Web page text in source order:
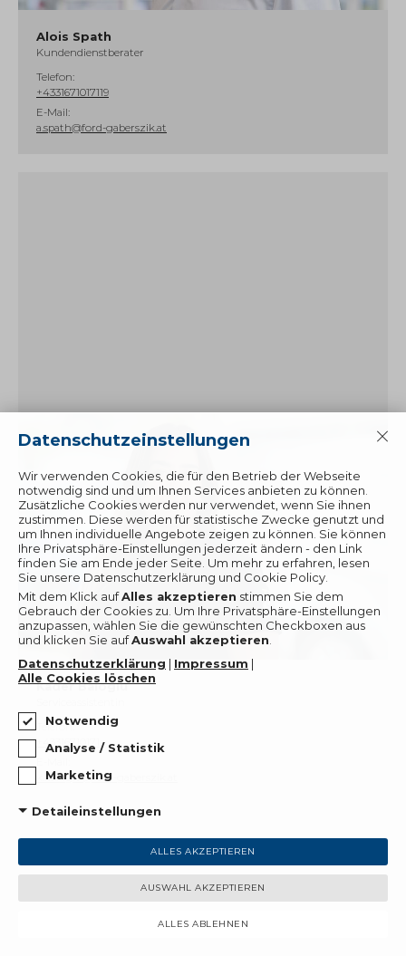
Alois Spath
Kundendienstberater
Telefon:
+4331671017119
E-Mail:
a.spath@ford-gaberszik.at
Kader Baloglu
Telefon:
+43316710171
k.baloglu@ford-gaberszik.at
Datenschutzeinstellungen
Wir verwenden Cookies, die für den Betrieb der Webseite
notwendig sind und um Ihnen Services anbieten zu können.
Zusätzliche Cookies werden nur verwendet, wenn Sie ihnen
zustimmen. Diese werden für statistische Zwecke genutzt und
um Ihnen individuelle Angebote zeigen zu können. Sie können
Ihre Privatsphäre-Einstellungen jederzeit ändern - den Link
finden Sie am Ende jeder Seite. Um mehr zu erfahren, lesen
Sie unsere Datenschutzerklärung und Cookie Policy.
Mit dem Klick aufAlles akzeptieren stimmen Sie dem
Gebrauch der Cookies zu. Um Ihre Privatsphäre-Einstellungen
anzupassen, wählen Sie die gewünschten Checkboxen aus
und klicken Sie aufAuswahl akzeptieren
Datenschutzerklärung | Impressum |
Alle Cookies löschen
Notwendig
Analyse / Statistik
Marketing
Detaileinstellungen
ALLES AKZEPTIEREN
AUSWAHL AKZEPTIEREN
ALLES ABLEHNEN